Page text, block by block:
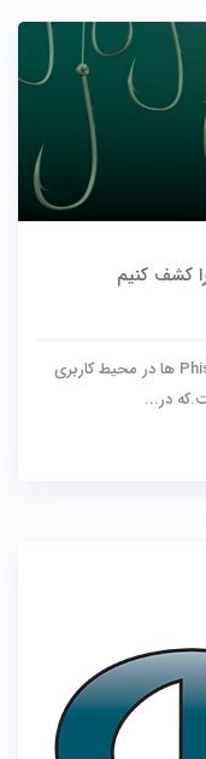
راهکار جدیدی به منظور کشف Phishing Email ها در محیط کاربری
در...